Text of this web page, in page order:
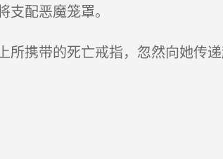
配恶魔笼罩。
携带的死亡戒指，忽然向她传递